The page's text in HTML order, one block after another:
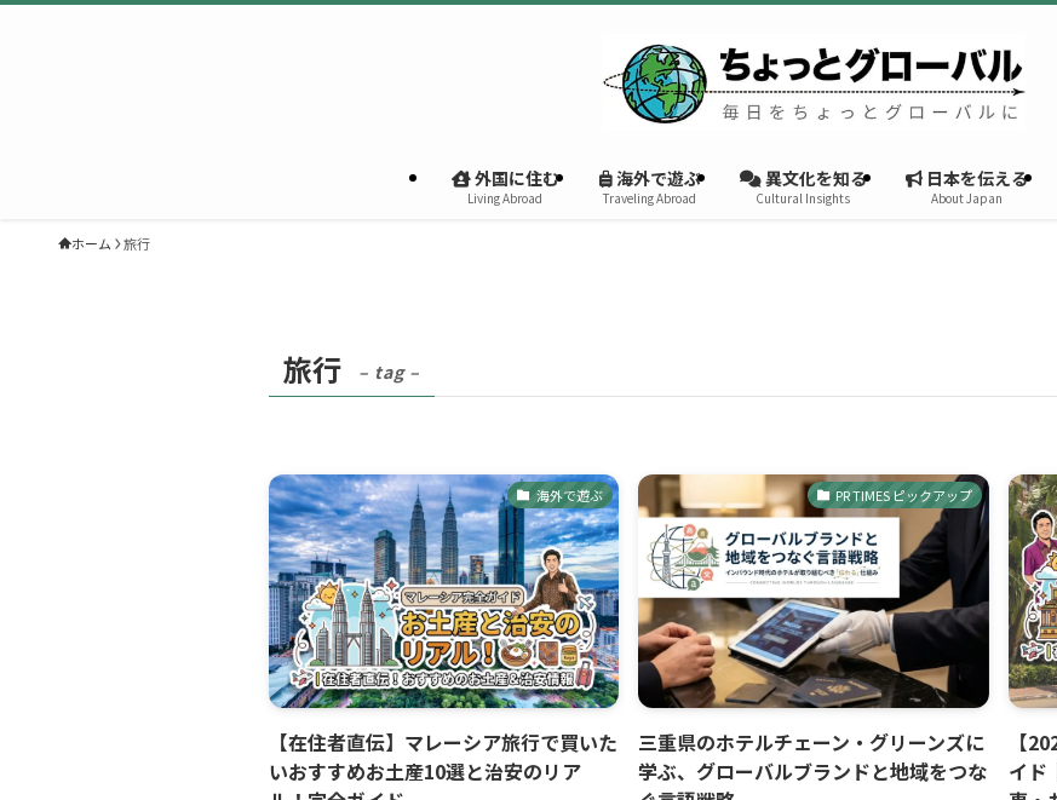
外国に住む
Living Abroad
海外で遊ぶ
Traveling Abroad
異文化を知る
Cultural Insights
日本を伝える
About Japan
ホーム 旅行
旅行 – tag –
海外で遊ぶ
【在住者直伝】マレーシア旅行で買いた
いおすすめお土産10選と治安のリア
PR TIMES ピックアップ
三重県のホテルチェーン・グリーンズに
学ぶ、グローバルブランドと地域をつな
【
イド